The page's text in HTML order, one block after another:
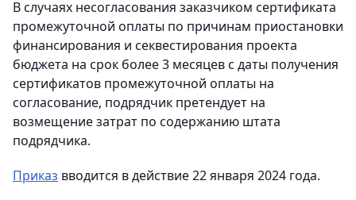
В случаях несогласования заказчиком сертификата
промежуточной оплаты по причинам приостановки
финансирования и секвестирования проекта
бюджета на срок более 3 месяцев с даты получения
сертификатов промежуточной оплаты на
согласование, подрядчик претендует на
возмещение затрат по содержанию штата
подрядчика.
Приказ вводится в действие 22 января 2024 года.